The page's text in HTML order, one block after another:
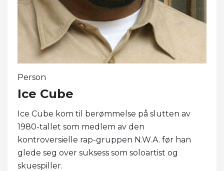
Person
Ice Cube
Ice Cube kom til berømmelse på slutten av
1980-tallet som medlem av den
kontroversielle rap-gruppen N.W.A. før han
glede seg over suksess som soloartist og
skuespiller.